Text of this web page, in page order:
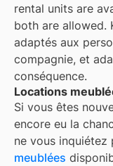
rental units are
both are allowed.
adaptés aux
compagnie, et
conséquence.
Locations
Si vous êtes
encore eu la
ne vous
meublées